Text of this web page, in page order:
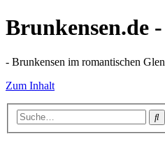
Brunkensen.de
- Brunkensen im romantischen
Zum Inhalt